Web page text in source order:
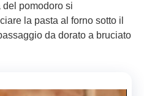
del pomodoro si
la pasta al forno sotto il
da dorato a bruciato